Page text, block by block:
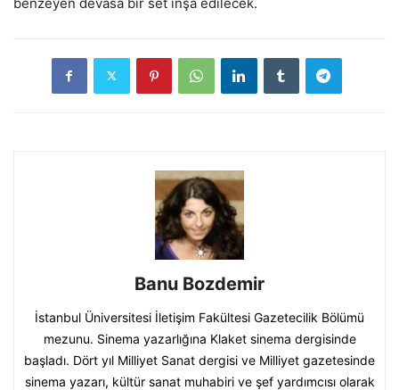
Banu Bozdemir
İstanbul Üniversitesi İletişim Fakültesi Gazetecilik Bölümü
mezunu. Sinema yazarlığına Klaket sinema dergisinde
başladı. Dört yıl Milliyet Sanat dergisi ve Milliyet gazetesinde
sinema yazarı, kültür sanat muhabiri ve şef yardımcısı olarak